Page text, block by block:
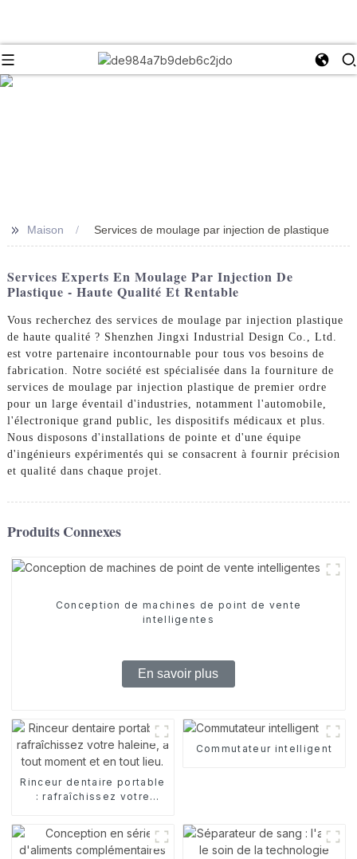
>> Maison Services de moulage par injection de plastique
Services Experts En Moulage Par Injection De
Plastique - Haute Qualité Et Rentable
Vous recherchez des services de moulage par injection plastique
de haute qualité ? Shenzhen Jingxi Industrial Design Co., Ltd.
est votre partenaire incontournable pour tous vos besoins de
fabrication. Notre société est spécialisée dans la fourniture de
services de moulage par injection plastique de premier ordre
pour un large éventail d'industries, notamment l'automobile,
l'électronique grand public, les dispositifs médicaux et plus.
Nous disposons d'installations de pointe et d'une équipe
d'ingénieurs expérimentés qui se consacrent à fournir précision
et qualité dans chaque projet.
Produits Connexes
Conception de machines de point de vente
intelligentes
En savoir plus
Rinceur dentaire portable
: rafraîchissez votre
Commutateur intelligent